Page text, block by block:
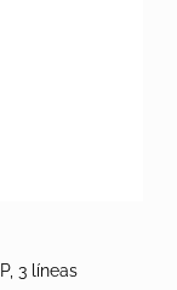
3 líneas